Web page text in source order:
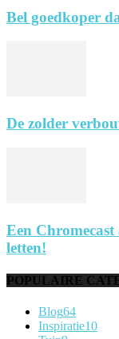
Bel goedkoper
De zolder
Een
letten!
POPULAIRE
Blog64
Inspiratie10